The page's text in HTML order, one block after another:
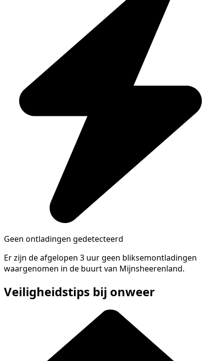
Geen ontladingen gedetecteerd
Er zijn de afgelopen 3 uur geen bliksemontladingen
waargenomen in de buurt van Mijnsheerenland.
Veiligheidstips bij onweer